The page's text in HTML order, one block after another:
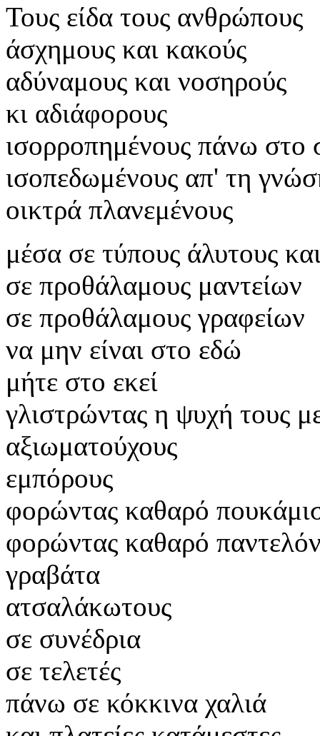
Τους είδα τους ανθρώπους
άσχημους και κακούς
αδύναμους και νοσηρούς
κι αδιάφορους
ισορροπημένους πάνω στο
ισοπεδωμένους απ' τη
οικτρά πλανεμένους
μέσα σε τύπους άλυτους
σε προθάλαμους μαντείων
σε προθάλαμους γραφείων
να μην είναι στο εδώ
μήτε στο εκεί
γλιστρώντας η ψυχή τους
αξιωματούχους
εμπόρους
φορώντας καθαρό
φορώντας καθαρό
γραβάτα
ατσαλάκωτους
σε συνέδρια
σε τελετές
πάνω σε κόκκινα χαλιά